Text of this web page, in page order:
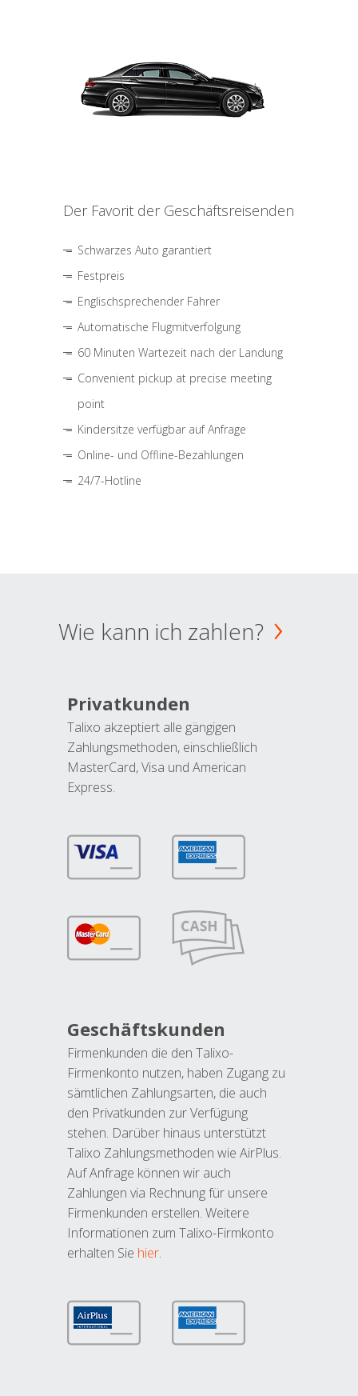
Der Favorit der Geschäftsreisenden
Schwarzes Auto garantiert
Festpreis
Englischsprechender Fahrer
Automatische Flugmitverfolgung
60 Minuten Wartezeit nach der Landung
Convenient pickup at precise meeting
point
Kindersitze verfügbar auf Anfrage
Online- und Offline-Bezahlungen
24/7-Hotline
Wie kann ich zahlen?
Privatkunden
Talixo akzeptiert alle gängigen
Zahlungsmethoden, einschließlich
MasterCard, Visa und American
Express.
Geschäftskunden
Firmenkunden die den Talixo-
Firmenkonto nutzen, haben Zugang zu
sämtlichen Zahlungsarten, die auch
den Privatkunden zur Verfügung
stehen. Darüber hinaus unterstützt
Talixo Zahlungsmethoden wie AirPlus.
Auf Anfrage können wir auch
Zahlungen via Rechnung für unsere
Firmenkunden erstellen. Weitere
Informationen zum Talixo-Firmkonto
erhalten Sie hier.